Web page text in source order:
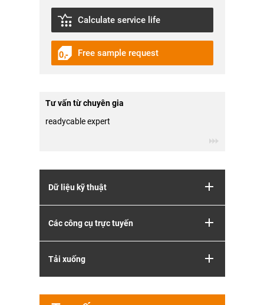
Calculate service life
Free sample request
Tư vấn từ chuyên gia
readycable expert
Dữ liệu kỹ thuật
Các công cụ trực tuyến
Tải xuống